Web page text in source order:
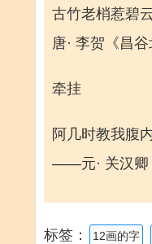
古竹老梢惹碧
唐· 李贺《昌谷
牵挂
阿几时教我腹
——元· 关汉卿
标签： 12画的字